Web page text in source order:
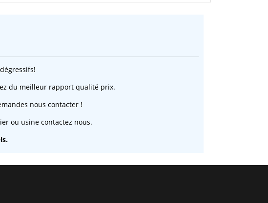
du meilleur rapport qualité prix.
nous contacter !
ou usine contactez nous.